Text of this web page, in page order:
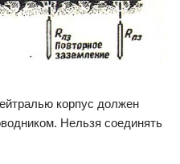
корпус должен
Нельзя соединять